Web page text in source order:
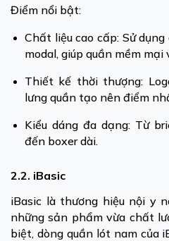
Điểm nổi bật:
Chất liệu cao cấp: Sử
modal, giúp quần mềm
Thiết kế thời thượng:
lưng quần tạo nên điểm
Kiểu dáng đa dạng: Từ
đến boxer dài.
2.2. iBasic
iBasic là thương hiệu nội y
những sản phẩm vừa chất
biệt, dòng quần lót nam của